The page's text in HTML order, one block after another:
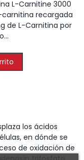
L-Carnitine 3000
carnitina recargada
de L-Carnitina por
los ácidos
en dónde se
de oxidación de